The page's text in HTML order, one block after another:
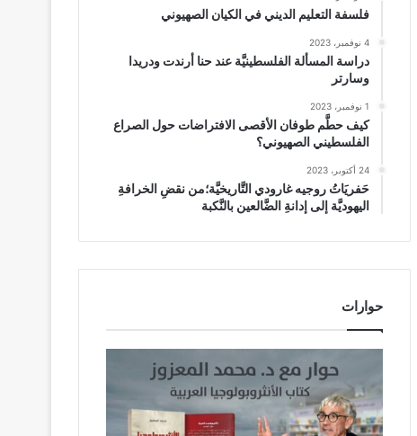
فلسفة التعليم الديني في الكيان الصهيوني
4 نوفمبر، 2023
دراسة المسألة الفلسطينيَّة عند حنا أرندت ودريدا
وسارتر
1 نوفمبر، 2023
كيف حطَّم طوفان الأقصى الافتراضات حول الصراع
الفلسطيني الصهيوني؟
24 أكتوبر، 2023
حَفريَاتُ روجيه غارودي التَّاريخيَّة؛من نقضِ الخرافةِ
اليهوديَّة إلى إدانةِ الضَّالعين بالنَّكبة
حوارات